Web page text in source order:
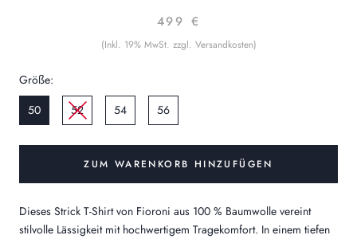
499 €
(Inkl. 19% MwSt. zzgl. Versandkosten)
Größe:
50
52 54 56
ZUM WARENKORB HINZUFÜGEN
Dieses Strick T-Shirt von Fioroni aus 100 % Baumwolle vereint
stilvolle Lässigkeit mit hochwertigem Tragekomfort. In einem tiefen